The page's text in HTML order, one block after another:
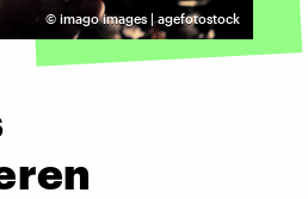
© imago images | agefotostock